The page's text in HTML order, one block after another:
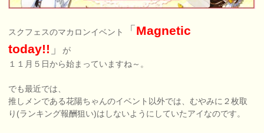
スクフェスのマカロンイベント 「 Magnetic
today!! 」
が
１１月５日から始まっていますね～。
でも最近では、
推しメンである花陽ちゃんのイベント以外では、むやみに２枚取
り(ランキング報酬狙い)はしないようにしていたアイなのです。